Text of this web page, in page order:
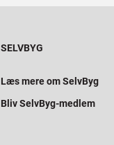
SELVBYG
Læs mere om SelvByg
Bliv SelvByg-medlem